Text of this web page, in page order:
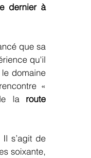
dernier à
que sa
qu'il
domaine
«
la route
s’agit de
soixante,